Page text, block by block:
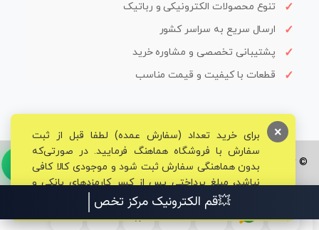
تنوع محصولات الکترونیکی و رباتیک
ارسال سریع به سراسر کشور
پشتیبانی تخصصی و مشاوره خرید
قطعات با کیفیت و قیمت مناسب
© تمامی حقوق برای فروشگاه تخصصی قم الکترونیک محفوظ می‌باشد.
برای خرید تعداد (سفارش عمده) لطفا قبل از ثبت
سفارش با فروشگاه هماهنگ فرمایید. در صورتی‌که
بدون هماهنگی سفارش ثبت شود و موجودی کالا کافی
نباشد، مبلغ پرداختی پس از کسر کارمزدهای بانکی و
مالیاتی به حساب شما بازگشت داده خواهد شد.
×
💥قم الکترونیک مرکز تخصصی قطع